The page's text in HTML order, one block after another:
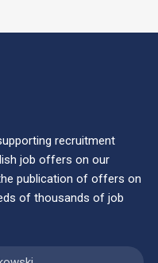
recruitment
job offers on our
publication of offers on
of thousands of job